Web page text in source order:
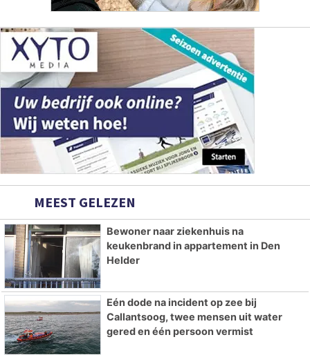
MEEST GELEZEN
Bewoner naar ziekenhuis na
keukenbrand in appartement in Den
Helder
Eén dode na incident op zee bij
Callantsoog, twee mensen uit water
gered en één persoon vermist